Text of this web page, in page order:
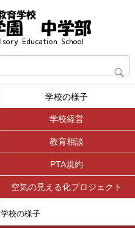
学校の様子
学校経営
教育相談
PTA規約
空気の見える化プロジェクト
学校の様子